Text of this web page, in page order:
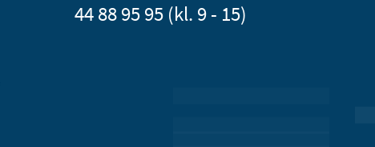
44 88 95 95 (kl. 9 - 15)